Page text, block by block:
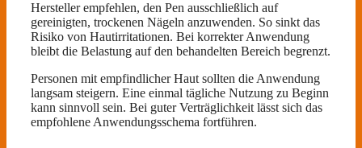
Hersteller empfehlen, den Pen ausschließlich auf
gereinigten, trockenen Nägeln anzuwenden. So sinkt das
Risiko von Hautirritationen. Bei korrekter Anwendung
bleibt die Belastung auf den behandelten Bereich begrenzt.
Personen mit empfindlicher Haut sollten die Anwendung
langsam steigern. Eine einmal tägliche Nutzung zu Beginn
kann sinnvoll sein. Bei guter Verträglichkeit lässt sich das
empfohlene Anwendungsschema fortführen.